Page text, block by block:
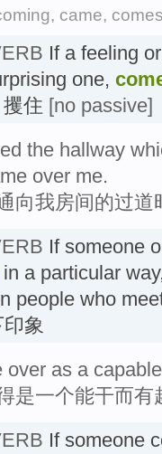
came,
If a feeling
one,
住 [no passive]
the hallway
over me.
向我房间的过
If someone
in a particular
people who
象
over as a
是一个能干而有
If someone